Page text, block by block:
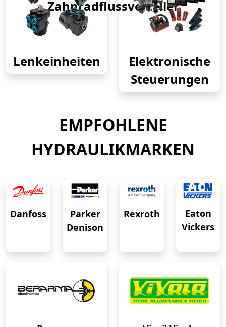
Zahnradflussverteiler
Lenkeinheiten
Elektronische
Steuerungen
EMPFOHLENE
HYDRAULIKMARKEN
Danfoss
Parker
Denison
Rexroth
Eaton
Vickers